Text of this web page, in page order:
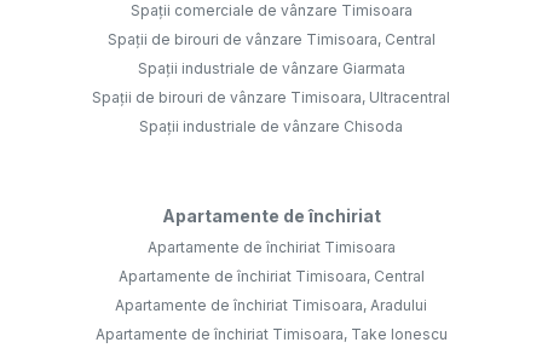
Spații comerciale de vânzare Timisoara
Spații de birouri de vânzare Timisoara, Central
Spații industriale de vânzare Giarmata
Spații de birouri de vânzare Timisoara, Ultracentral
Spații industriale de vânzare Chisoda
Apartamente de închiriat
Apartamente de închiriat Timisoara
Apartamente de închiriat Timisoara, Central
Apartamente de închiriat Timisoara, Aradului
Apartamente de închiriat Timisoara, Take Ionescu